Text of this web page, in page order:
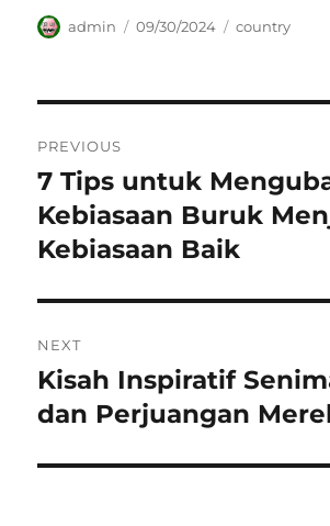
Author
admin
Posted
09/30/2024 Categories
country
pos
PREVIOUS
Previous
post:
7 Tips untuk
Kebiasaan Buruk
Kebiasaan Baik
NEXT
Next
post:
Kisah Inspiratif
dan Perjuangan